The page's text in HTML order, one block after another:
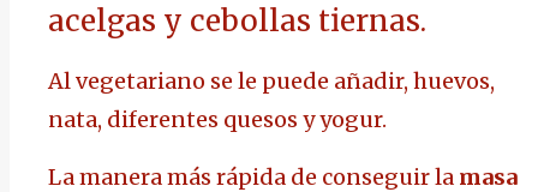
acelgas y cebollas tiernas.
Al vegetariano se le puede añadir, huevos,
nata, diferentes quesos y yogur.
La manera más rápida de conseguir la masa